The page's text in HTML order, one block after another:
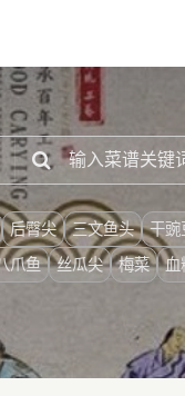
后臀尖 三文鱼头 干豌
爪鱼 丝瓜尖 梅菜 血